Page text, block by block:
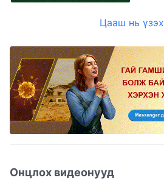
Цааш нь үзэх
Онцлох видеонууд